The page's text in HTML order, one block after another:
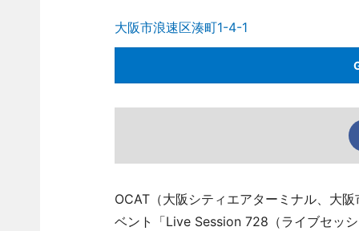
大阪市浪速区湊町1-4-1
OCAT（大阪シティエアターミナル、大
ベント「Live Session 728（ライブセッ